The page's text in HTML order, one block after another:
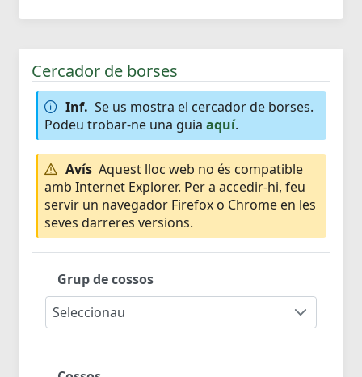
Cercador de borses
Inf. Se us mostra el cercador de borses.
Podeu trobar-ne una guia aquí.
Avís Aquest lloc web no és compatible
amb Internet Explorer. Per a accedir-hi, feu
servir un navegador Firefox o Chrome en les
seves darreres versions.
Grup de cossos
Seleccionau